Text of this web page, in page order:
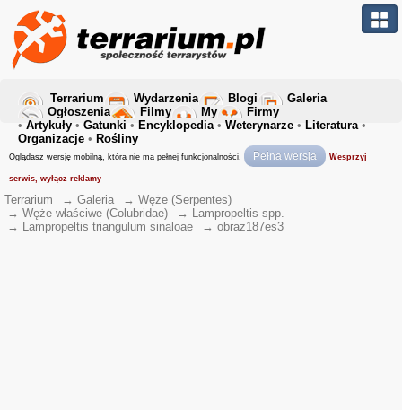
Terrarium Wydarzenia Blogi
Galeria
Ogłoszenia
Filmy My
Firmy
• Artykuły • Gatunki • Encyklopedia• Weterynarze • Literatura•
Organizacje • Rośliny
Oglądasz wersję mobilną, która nie ma pełnej funkcjonalności. Pełna wersja Wesprzyj
serwis, wyłącz reklamy
Terrarium → Galeria → Węże (Serpentes)
→ Węże właściwe (Colubridae) → Lampropeltis spp.
→ Lampropeltis triangulum sinaloae → obraz187es3